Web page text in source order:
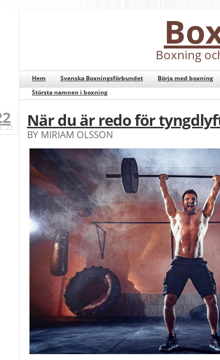
Boxning
Hem Svenska Boxningsförbundet
Börja med boxning
Största namnen i boxning
'22 När du är redo för
BY MIRIAM OLSSON